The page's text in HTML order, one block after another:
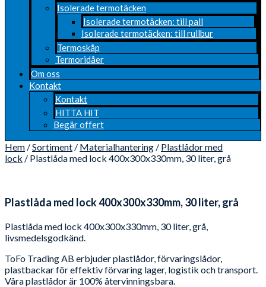
Isolerade termotäcken
Isolerade termotäcken: till pall
Isolerade termotäcken: till rullbur
Termoskåp
Termoridåer
Om oss
Kontakt
Kontakt
HITTA HIT
Begär offert
Hem /Sortiment / Materialhantering / Plastlådor med
lock / Plastlåda med lock 400x300x330mm, 30 liter, grå
Plastlåda med lock 400x300x330mm, 30 liter, grå
Plastlåda med lock 400x300x330mm, 30 liter, grå,
livsmedelsgodkänd.
ToFo Trading AB erbjuder plastlådor, förvaringslådor,
plastbackar för effektiv förvaring lager, logistik och transport.
Våra plastlådor är 100% återvinningsbara.